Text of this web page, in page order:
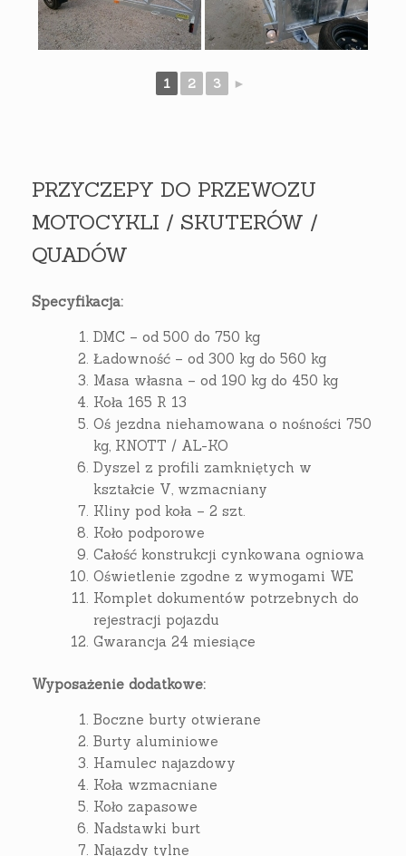
1 2 3 ►
PRZYCZEPY DO PRZEWOZU
MOTOCYKLI / SKUTERÓW /
QUADÓW
Specyfikacja:
DMC – od 500 do 750 kg
Ładowność – od 300 kg do 560 kg
Masa własna – od 190 kg do 450 kg
Koła 165 R 13
Oś jezdna niehamowana o nośności 750
kg, KNOTT / AL-KO
Dyszel z profili zamkniętych w
kształcie V, wzmacniany
Kliny pod koła – 2 szt.
Koło podporowe
Całość konstrukcji cynkowana ogniowa
Oświetlenie zgodne z wymogami WE
Komplet dokumentów potrzebnych do
rejestracji pojazdu
Gwarancja 24 miesiące
Wyposażenie dodatkowe:
Boczne burty otwierane
Burty aluminiowe
Hamulec najazdowy
Koła wzmacniane
Koło zapasowe
Nadstawki burt
Najazdy tylne